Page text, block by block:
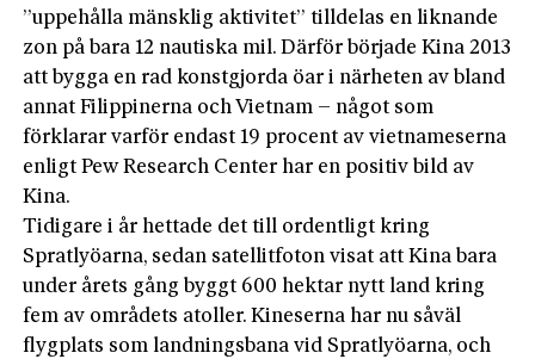
”uppehålla mänsklig aktivitet” tilldelas en liknande
zon på bara 12 nautiska mil. Därför började Kina 2013
att bygga en rad konstgjorda öar i närheten av bland
annat Filippinerna och Vietnam – något som
förklarar varför endast 19 procent av vietnameserna
enligt Pew Research Center har en positiv bild av
Kina.
Tidigare i år hettade det till ordentligt kring
Spratlyöarna, sedan satellitfoton visat att Kina bara
under årets gång byggt 600 hektar nytt land kring
fem av områdets atoller. Kineserna har nu såväl
flygplats som landningsbana vid Spratlyöarna, och